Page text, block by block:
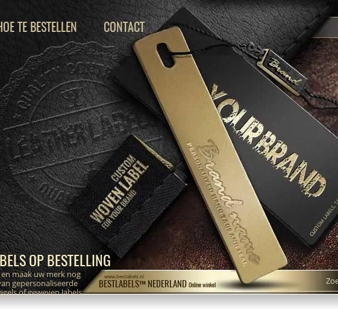
BESTLABELS™ NEDERLAND Online winkel
www.bestlabels.nl
OP BESTELLING
maak uw merk nog
gepersonaliseerde
of geweven labels
TE BESTELLEN CONTACT